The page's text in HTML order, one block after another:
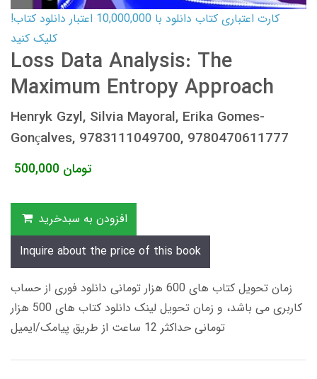
کارت اعتباری کتاب دانلود با 10,000,000 اعتبار دانلود کتاب!
کلیک کنید
Loss Data Analysis: The
Maximum Entropy Approach
Henryk Gzyl, Silvia Mayoral, Erika Gomes-
Gonçalves, 9783111049700, 9780470611777
500,000 تومان
افزودن به سبدخرید
Inquire about the price of this book
زمان تحویل کتاب های 600 هزار تومانی دانلود فوری از حساب
کاربری می باشد، و زمان تحویل لینک دانلود کتاب های 500 هزار
تومانی حداکثر 12 ساعت از طریق پیامک/ایمیل